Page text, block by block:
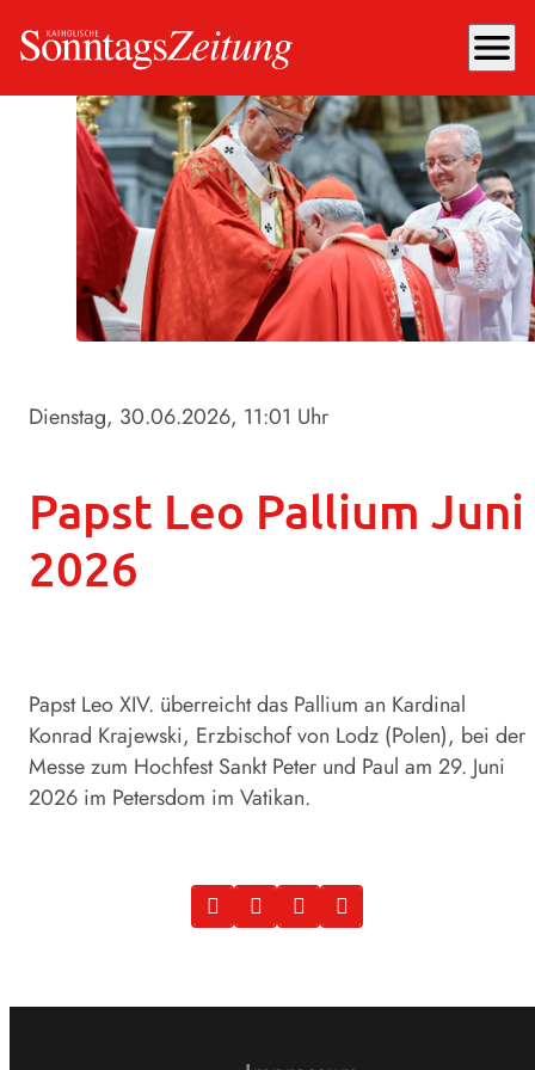
menu
Dienstag, 30.06.2026, 11:01 Uhr
Papst Leo Pallium Juni
2026
Papst Leo XIV. überreicht das Pallium an Kardinal
Konrad Krajewski, Erzbischof von Lodz (Polen), bei der
Messe zum Hochfest Sankt Peter und Paul am 29. Juni
2026 im Petersdom im Vatikan.